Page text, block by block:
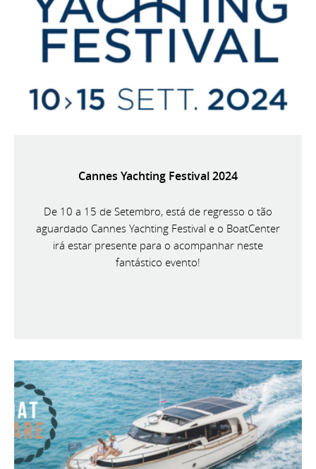
Cannes Yachting Festival 2024
De 10 a 15 de Setembro, está de regresso o tão
aguardado Cannes Yachting Festival e o BoatCenter
irá estar presente para o acompanhar neste
fantástico evento!